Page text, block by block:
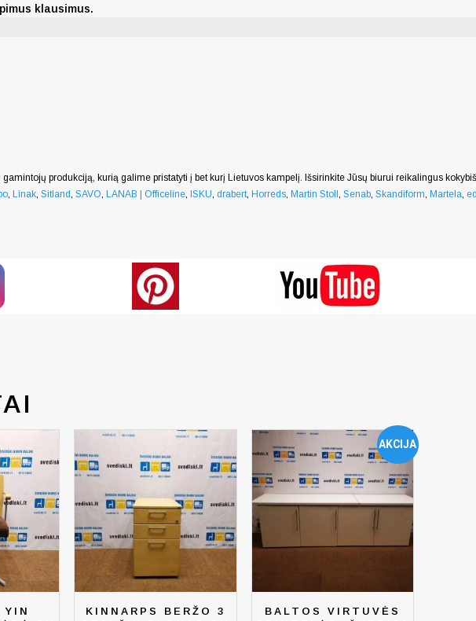
klausimus.
produkciją, kurią galime pristatyti į bet kurį Lietuvos kampelį. Išsirinkite Jūsų biurui reikalingus
, Linak, Sitland, SAVO, LANAB | Officeline, ISKU, drabert, Horreds, Martin Stoll , Senab, Skandiform, Martela,
YIN
KINNARPS BERŽO 3
AKCIJA
BALTOS VIRTUVĖS